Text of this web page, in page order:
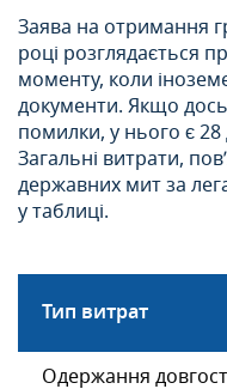
Заява на отримання
році розглядається
моменту, коли
документи. Якщо
помилки, у нього є 28
Загальні витрати,
державних мит за
у таблиці.
Тип витрат
Одержання